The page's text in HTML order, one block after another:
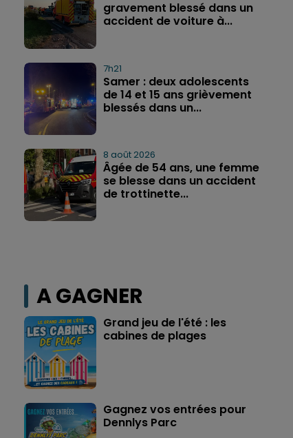
gravement blessé dans un
accident de voiture à...
7h21
Samer : deux adolescents
de 14 et 15 ans grièvement
blessés dans un...
8 août 2026
Âgée de 54 ans, une femme
se blesse dans un accident
de trottinette...
A GAGNER
Grand jeu de l'été : les
cabines de plages
Gagnez vos entrées pour
Dennlys Parc